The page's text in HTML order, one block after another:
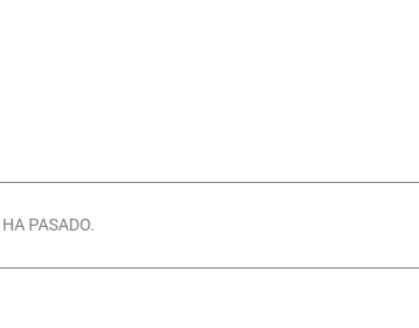
PASADO.